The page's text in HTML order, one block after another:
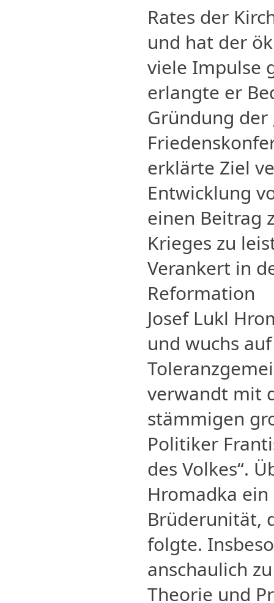
Rates der
und hat der
viele Impulse
erlangte er
Gründung der
erklärte Ziel
Entwicklung
einen Beitrag
Krieges zu
Verankert in
Reformation
Josef Lukl
und wuchs
verwandt mit
stämmigen
Politiker
des Volkes“.
Hromadka
Brüderunität,
folgte.
anschaulich
Theorie und